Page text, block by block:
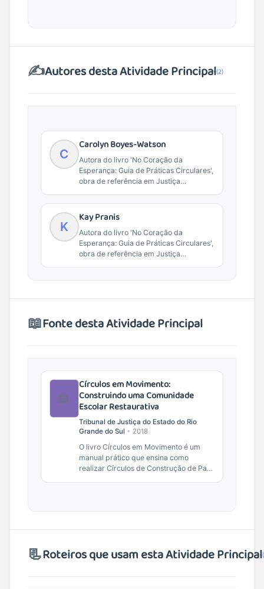
✍️Autores desta Atividade Principal(2)
C
Carolyn Boyes-Watson
Autora do livro 'No Coração da
Esperança: Guia de Práticas Circulares',
obra de referência em Justiça
K
Kay Pranis
Autora do livro 'No Coração da
Esperança: Guia de Práticas Circulares',
obra de referência em Justiça
📖Fonte desta Atividade Principal
📖
Círculos em Movimento:
Construindo uma Comunidade
Escolar Restaurativa
Tribunal de Justiça do Estado do Rio
Grande do Sul • 2018
O livro Círculos em Movimento é um
manual prático que ensina como
realizar Círculos de Construção de Paz,
📃Roteiros que usam esta Atividade Principal